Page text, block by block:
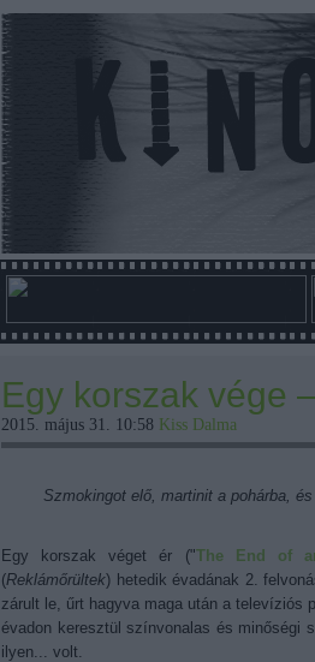
Egy korszak vége
2015. május 31. 10:58 Kiss Dalma
Szmokingot elő, martinit a pohárba,
Egy korszak véget ér ("The End of
(Reklámőrültek) hetedik évadának 2.
zárult le, űrt hagyva maga után a televíziós
évadon keresztül színvonalas és minőségi
ilyen... volt.